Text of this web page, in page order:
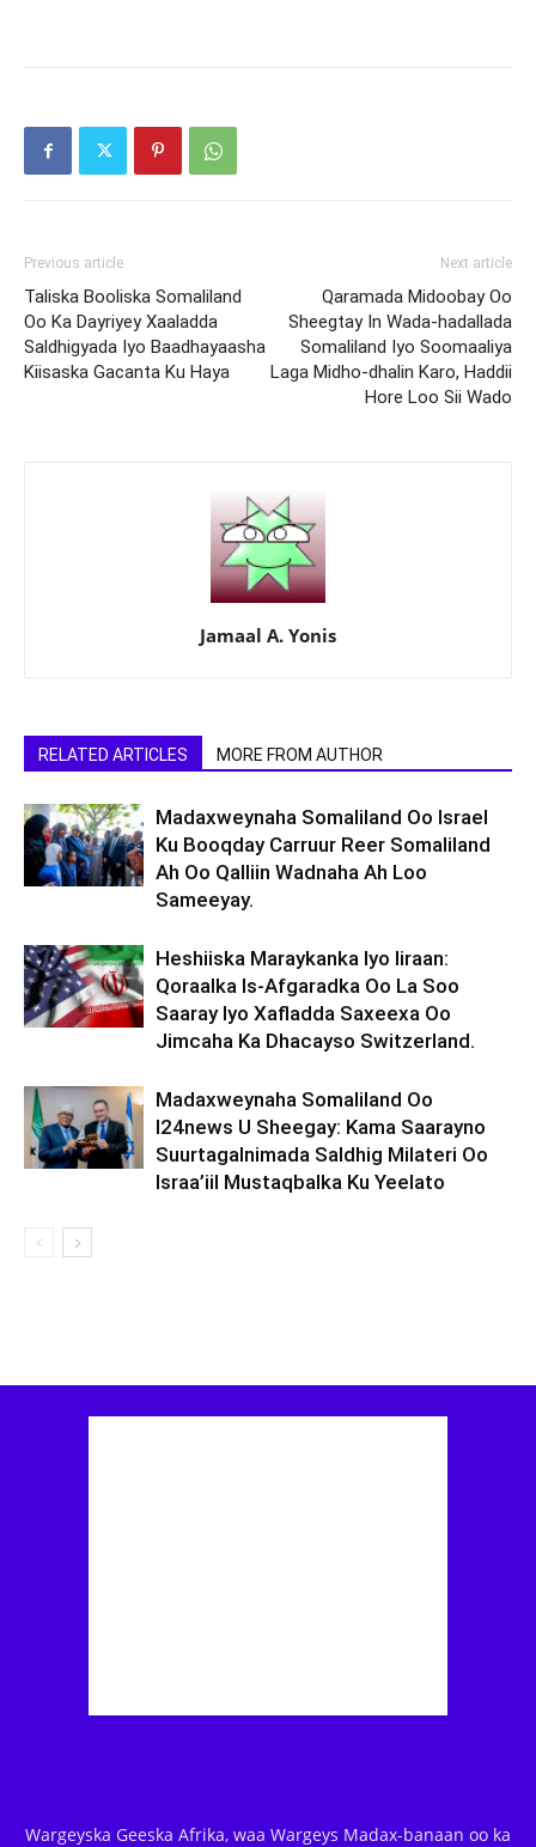
Previous article
Taliska Booliska Somaliland
Oo Ka Dayriyey Xaaladda
Saldhigyada Iyo Baadhayaasha
Kiisaska Gacanta Ku Haya
Next article
Qaramada Midoobay Oo
Sheegtay In Wada-hadallada
Somaliland Iyo Soomaaliya
Laga Midho-dhalin Karo, Haddii
Hore Loo Sii Wado
Jamaal A. Yonis
RELATED ARTICLES MORE FROM AUTHOR
Madaxweynaha Somaliland Oo Israel
Ku Booqday Carruur Reer Somaliland
Ah Oo Qalliin Wadnaha Ah Loo
Sameeyay.
Heshiiska Maraykanka Iyo Iiraan:
Qoraalka Is-Afgaradka Oo La Soo
Saaray Iyo Xafladda Saxeexa Oo
Jimcaha Ka Dhacayso Switzerland.
Madaxweynaha Somaliland Oo
I24news U Sheegay: Kama Saarayno
Suurtagalnimada Saldhig Milateri Oo
Israa’iil Mustaqbalka Ku Yeelato
Wargeyska Geeska Afrika, waa Wargeys Madax-banaan oo ka